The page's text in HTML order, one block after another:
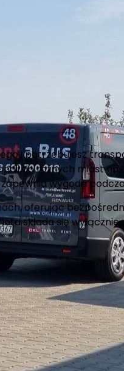
i potrzebujesz
do różnych miast
wygodę
oferując
składa się